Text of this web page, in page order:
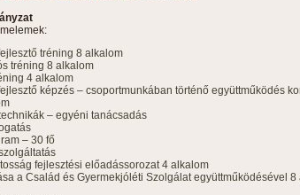
tréning 8 alkalom
tréning 8 alkalom
4 alkalom
képzés – csoportmunkában történő együttműködés
– egyéni tanácsadás
– 30 fő
fejlesztési előadássorozat 4 alkalom
a Család és Gyermekjóléti Szolgálat együttműködésével 8